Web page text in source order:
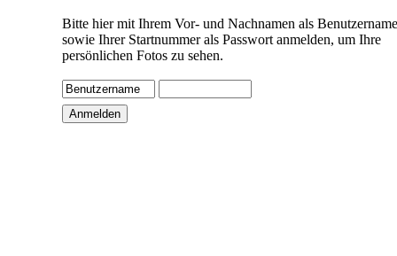
Bitte hier mit Ihrem Vor- und Nachnamen als
sowie Ihrer Startnummer als Passwort anmelden, um Ihre
persönlichen Fotos zu sehen.